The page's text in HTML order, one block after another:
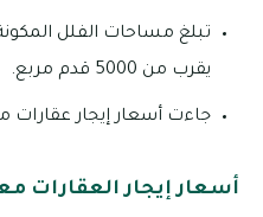
تبلغ مساحات الفلل
يقرب من 5000 قدم مربع.
جاءت أسعار إيجار عقارات معين 2 على النحو
أسعار إيجار العقارات